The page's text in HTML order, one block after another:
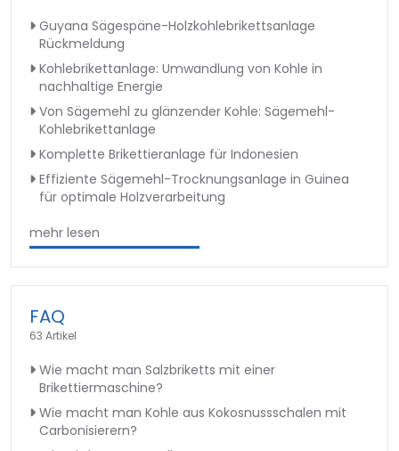
Guyana Sägespäne-Holzkohlebrikettsanlage
Rückmeldung
Kohlebrikettanlage: Umwandlung von Kohle in
nachhaltige Energie
Von Sägemehl zu glänzender Kohle: Sägemehl-
Kohlebrikettanlage
Komplette Brikettieranlage für Indonesien
Effiziente Sägemehl-Trocknungsanlage in Guinea
für optimale Holzverarbeitung
mehr lesen
FAQ
63 Artikel
Wie macht man Salzbriketts mit einer
Brikettiermaschine?
Wie macht man Kohle aus Kokosnussschalen mit
Carbonisierern?